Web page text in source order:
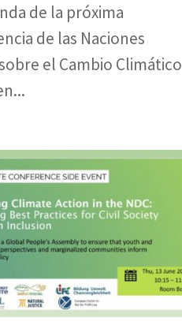
de la próxima
de las Naciones
el Cambio Climático